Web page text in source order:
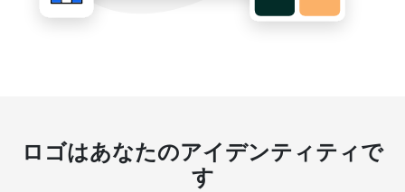
ロゴはあなたのアイデンティティで
す